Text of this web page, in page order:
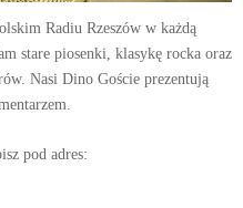
Radiu Rzeszów w każdą
stare piosenki, klasykę rocka oraz
Nasi Dino Goście prezentują
pod adres: